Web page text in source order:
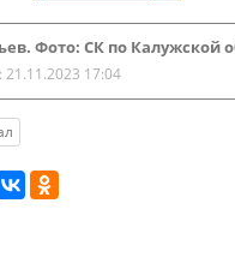
Фото: СК по Калужской
21.11.2023 17:04